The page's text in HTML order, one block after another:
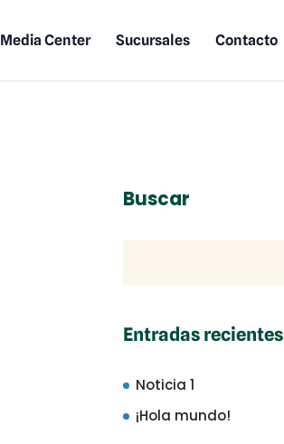
Media Center Sucursales Contacto
Buscar
Entradas recientes
Noticia 1
¡Hola mundo!